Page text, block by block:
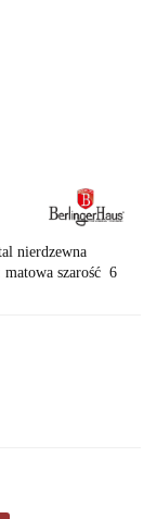
nierdzewna
szarość 6